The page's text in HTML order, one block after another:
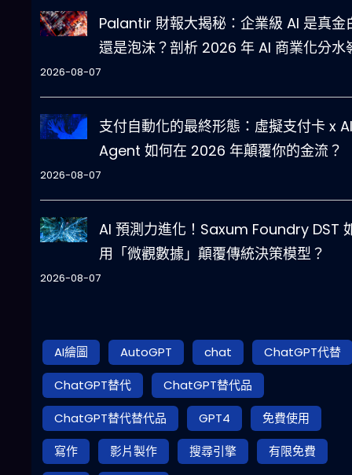
Palantir 財報大揭秘：企業級 AI 是真金
還是泡沫？剖析 2026 年 AI 商業化分水
2026-08-07
支付自動化的最終形態：虛擬支付卡 x AI
Agent 如何在 2026 年顛覆你的金流？
2026-08-07
AI 預測力進化！Saxum Foundry DST
用「微觀數據」顛覆傳統決策模型？
2026-08-07
AI繪圖 AutoGPT chat
ChatGPT代替
ChatGPT替代
ChatGPT替代品
ChatGPT替代替代品
GPT4
免費使用
寫作
影片製作 搜尋引擎
有限免費